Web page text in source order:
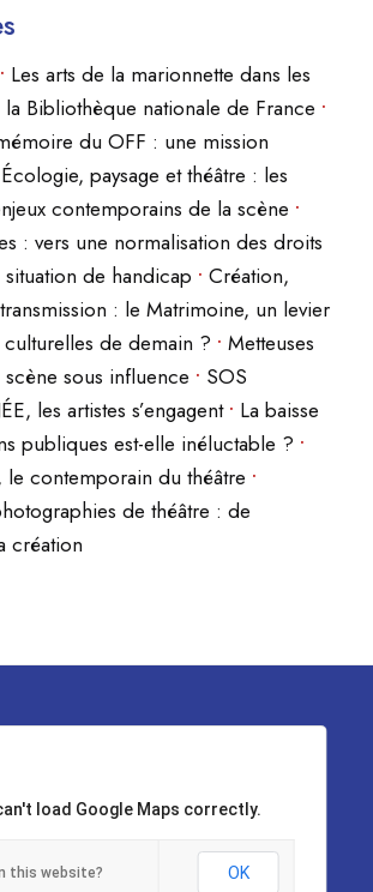
• Les arts de la marionnette dans les
Bibliothèque nationale de France •
du OFF : une mission
Écologie, paysage et théâtre : les
contemporains de la scène •
: vers une normalisation des droits
de handicap • Création,
: le Matrimoine, un levier
de demain ? • Metteuses
sous influence • SOS
les artistes s’engagent • La baisse
publiques est-elle inéluctable ? •
le contemporain du théâtre •
de théâtre : de
création
load Google Maps correctly.
this website? OK